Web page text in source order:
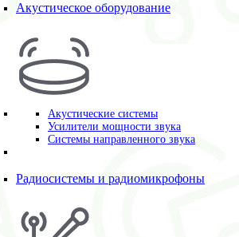
Акустическое оборудование
Акустические системы
Усилители мощности звука
Системы направленного звука
Радиосистемы и радиомикрофоны